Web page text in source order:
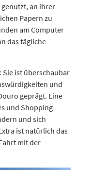
an ihrer
Papern zu
am Computer
das tägliche
Sie ist überschaubar
und
geprägt. Eine
und Shopping-
und sich
ist natürlich das
mit der